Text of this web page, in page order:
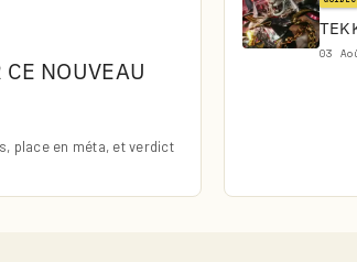
NOUVEAU
place en méta, et verdict
03